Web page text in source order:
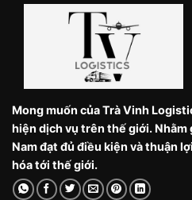
Mong muốn của Trà Vinh
hiện dịch vụ trên thế giới. Nhằm
Nam đạt đủ điều kiện và thuận
hóa tới thế giới.